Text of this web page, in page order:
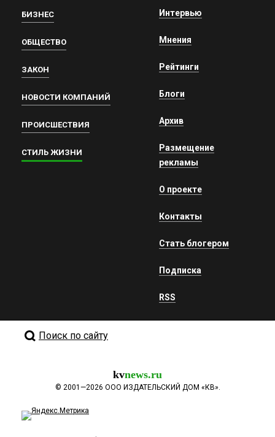
БИЗНЕС
ОБЩЕСТВО
ЗАКОН
НОВОСТИ КОМПАНИЙ
ПРОИСШЕСТВИЯ
СТИЛЬ ЖИЗНИ
Интервью
Мнения
Рейтинги
Блоги
Архив
Размещение
рекламы
О проекте
Контакты
Стать блогером
Подписка
RSS
Поиск по сайту
kvnews.ru
© 2001—2026 ООО ИЗДАТЕЛЬСКИЙ ДОМ «КВ».